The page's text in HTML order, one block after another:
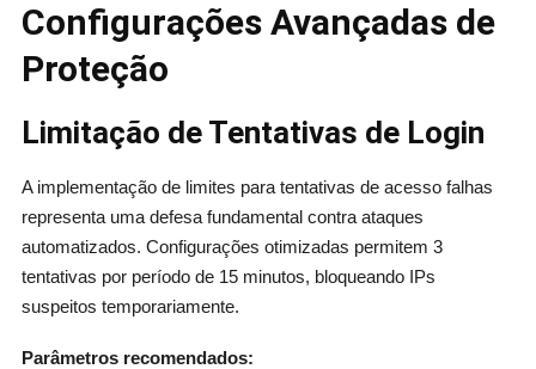
Configurações Avançadas de
Proteção
Limitação de Tentativas de Login
A implementação de limites para tentativas de acesso falhas
representa uma defesa fundamental contra ataques
automatizados. Configurações otimizadas permitem 3
tentativas por período de 15 minutos, bloqueando IPs
suspeitos temporariamente.
Parâmetros recomendados: